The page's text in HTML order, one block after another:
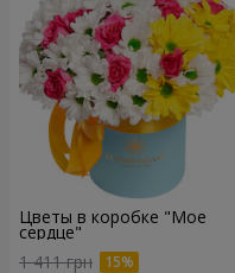
Цветы в коробке "Мое
сердце"
1 411 грн